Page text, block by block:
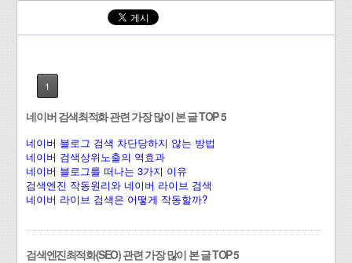
1
네이버 검색최적화 관련 가장 많이 본 글 TOP 5
네이버 블로그 검색 차단당하지 않는 방법
네이버 검색상위노출의 역효과
네이버 블로그를 떠나는 3가지 이유
검색엔진 작동원리와 네이버 라이브 검색
네이버 라이브 검색은 어떻게 작동할까?
검색엔진최적화(SEO) 관련 가장 많이 본 글 TOP 5